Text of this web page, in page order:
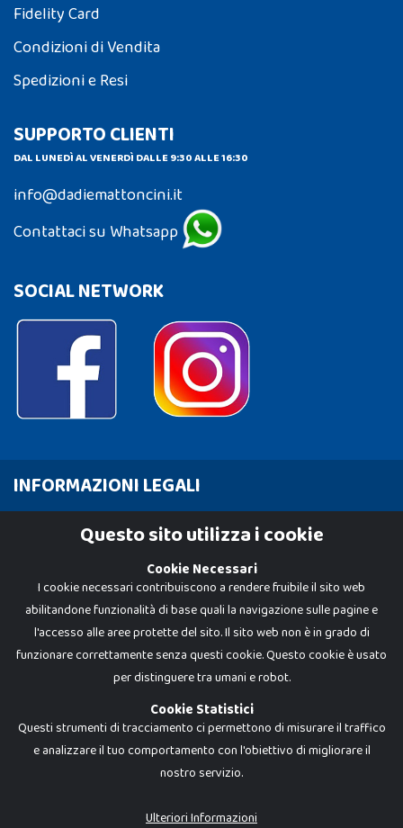
Fidelity Card
Condizioni di Vendita
Spedizioni e Resi
SUPPORTO CLIENTI
DAL LUNEDÌ AL VENERDÌ DALLE 9:30 ALLE 16:30
info@dadiemattoncini.it
Contattaci su Whatsapp
SOCIAL NETWORK
INFORMAZIONI LEGALI
Cookie Policy
Dadi e Mattoncini è un brand di Giocabene Srl. Ogni riproduzione o utilizzo non
I prezzi e le promozioni pubblicate potrebbero differire da quanto esposto in
Questo sito utilizza i cookie
Cookie Necessari
I cookie necessari contribuiscono a rendere fruibile il sito web
abilitandone funzionalità di base quali la navigazione sulle pagine e
l'accesso alle aree protette del sito. Il sito web non è in grado di
funzionare correttamente senza questi cookie. Questo cookie è usato
per distinguere tra umani e robot.
Cookie Statistici
Questi strumenti di tracciamento ci permettono di misurare il traffico
e analizzare il tuo comportamento con l'obiettivo di migliorare il
nostro servizio.
Ulteriori Informazioni